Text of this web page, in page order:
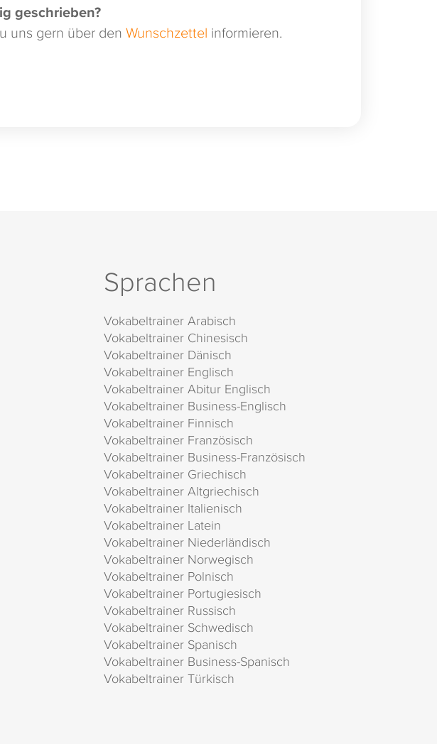
geschrieben?
uns gern über den Wunschzettel informieren.
Sprachen
Vokabeltrainer Arabisch
Vokabeltrainer Chinesisch
Vokabeltrainer Dänisch
Vokabeltrainer Englisch
Vokabeltrainer Abitur Englisch
Vokabeltrainer Business-Englisch
Vokabeltrainer Finnisch
Vokabeltrainer Französisch
Vokabeltrainer Business-Französisch
Vokabeltrainer Griechisch
Vokabeltrainer Altgriechisch
Vokabeltrainer Italienisch
Vokabeltrainer Latein
Vokabeltrainer Niederländisch
Vokabeltrainer Norwegisch
Vokabeltrainer Polnisch
Vokabeltrainer Portugiesisch
Vokabeltrainer Russisch
Vokabeltrainer Schwedisch
Vokabeltrainer Spanisch
Vokabeltrainer Business-Spanisch
Vokabeltrainer Türkisch